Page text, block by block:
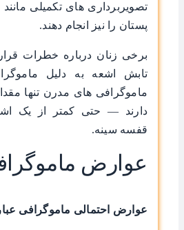
پستان را نیز انجام دهند.
برخی زنان درباره خطرات
تابش اشعه به دلیل
ماموگرافی‌ های مدرن تنها
دارند — حتی کمتر از یک
قفسه سینه.
عوارض
عوارض احتمالی ماموگرافی